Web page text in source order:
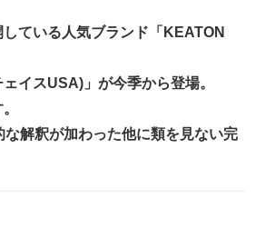
ている人気ブランド「KEATON
イスUSA)」が今季から登場。
解釈が加わった他に類を見ない完